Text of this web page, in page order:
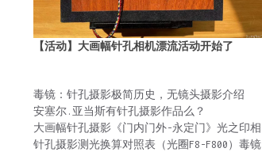
【活动】大画幅针孔相机漂流活动开始了
毒镜：针孔摄影极简历史，无镜头摄影介绍
安塞尔.亚当斯有针孔摄影作品么？
大画幅针孔摄影《门内门外-永定门》光之印相
针孔摄影测光换算对照表（光圈F8-F800）毒镜